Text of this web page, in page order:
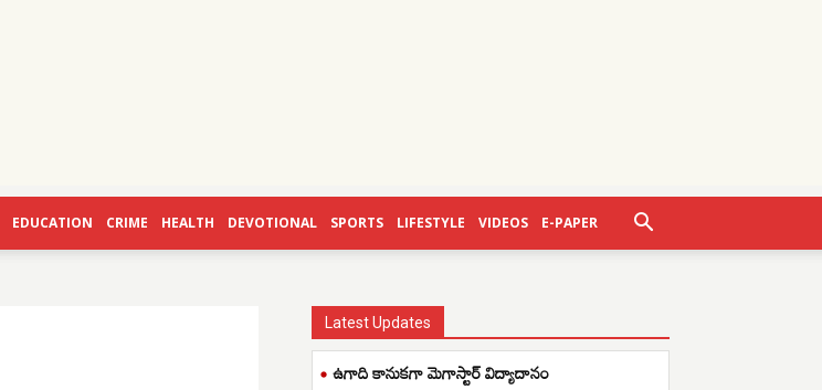
EDUCATION CRIME HEALTH DEVOTIONAL SPORTS LIFESTYLE VIDEOS E-PAPER
Latest Updates
ఉగాది కానుకగా మెగాస్టార్ విద్యాదానం